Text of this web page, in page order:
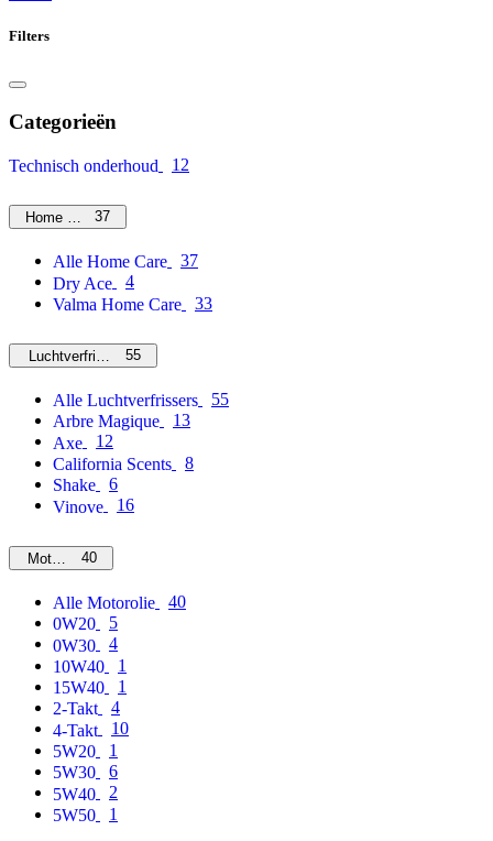
Filters
Categorieën
Technisch onderhoud 12
Home Care37
Alle Home Care
37
Dry Ace
4
Valma Home Care
33
Luchtverfrissers55
Alle Luchtverfrissers
55
Arbre Magique
13
Axe
12
California Scents
8
Shake
6
Vinove
16
Motorolie40
Alle Motorolie
40
0W20
5
0W30
4
10W40
1
15W40
1
2-Takt
4
4-Takt
10
5W20
1
5W30
6
5W40
2
5W50
1